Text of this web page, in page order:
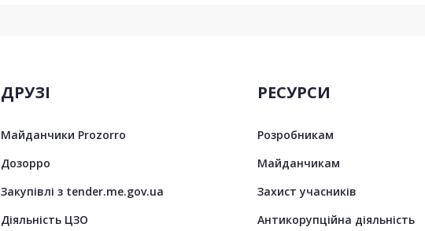
ДРУЗІ
Майданчики Prozorro
Дозорро
Закупівлі з tender.me.gov.ua
Діяльність ЦЗО
РЕСУРСИ
Розробникам
Майданчикам
Захист учасників
Антикорупційна діяльність